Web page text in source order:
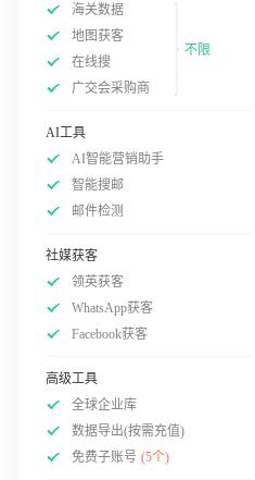
海关数据
地图获客
在线搜
广交会采购商
不限
AI工具
AI智能营销助手
智能搜邮
邮件检测
社媒获客
领英获客
WhatsApp获客
Facebook获客
高级工具
全球企业库
数据导出(按需充值)
免费子账号 (5个)